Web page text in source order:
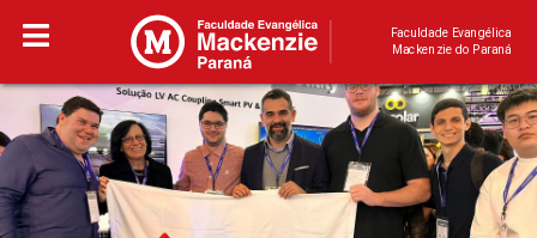
Faculdade Evangélica
Mackenzie do Paraná